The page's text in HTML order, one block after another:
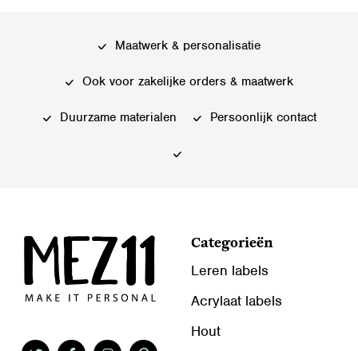
worden
kan
worden
de
Maatwerk & personalisatie
Ook voor zakelijke orders & maatwerk
Duurzame materialen Persoonlijk contact
Categorieën
Leren labels
Acrylaat labels
Hout